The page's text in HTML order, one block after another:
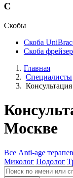
С
Скобы
Скоба
Скоба
Главная
Специалисты
Москве
Все Anti-age
Миколог Подолог